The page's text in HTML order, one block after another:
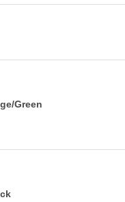
Green